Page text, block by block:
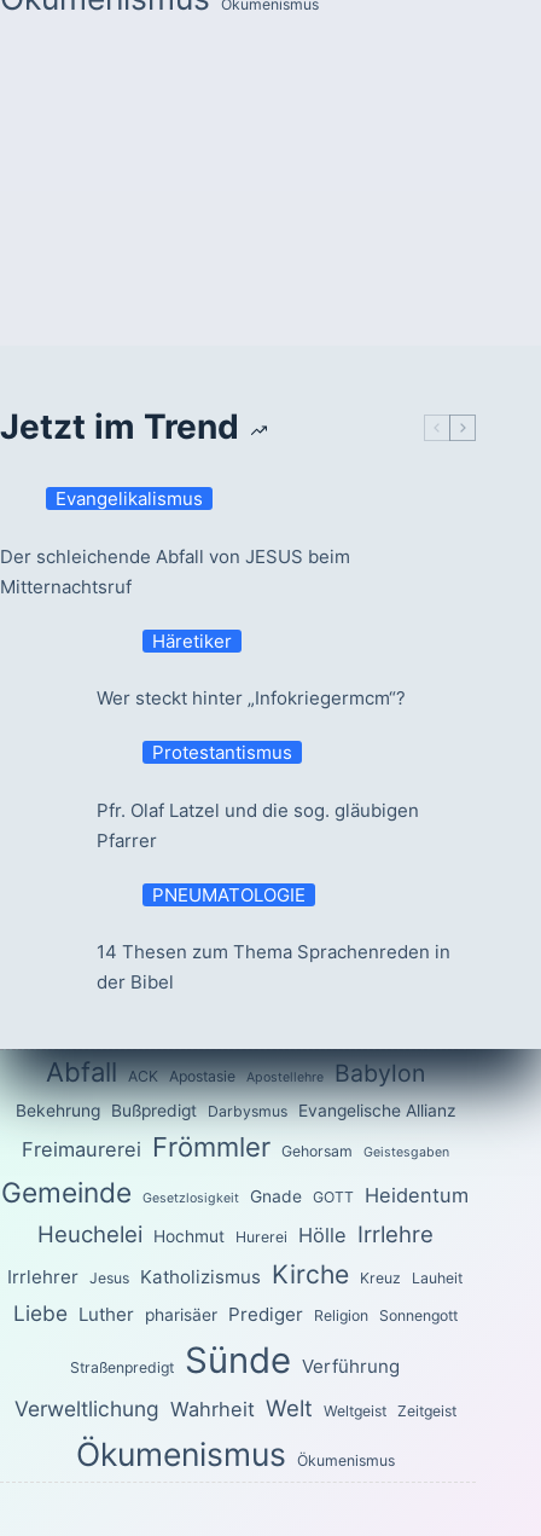
Ökumenismus
Jetzt im Trend
Evangelikalismus
Der schleichende Abfall von JESUS beim
Mitternachtsruf
Häretiker
Wer steckt hinter „Infokriegermcm“?
Protestantismus
Pfr. Olaf Latzel und die sog. gläubigen
Pfarrer
PNEUMATOLOGIE
14 Thesen zum Thema Sprachenreden in
der Bibel
Abfall ACK Apostasie Apostellehre Babylon
Bekehrung Bußpredigt Darbysmus Evangelische Allianz
Freimaurerei Frömmler Gehorsam Geistesgaben
Gemeinde Gesetzlosigkeit Gnade GOTT Heidentum
Heuchelei Hochmut Hurerei Hölle Irrlehre
Irrlehrer Jesus Katholizismus Kirche Kreuz Lauheit
Liebe Luther pharisäer Prediger Religion Sonnengott
Straßenpredigt Sünde Verführung
Verweltlichung Wahrheit Welt Weltgeist Zeitgeist
Ökumenismus Ökumenismus